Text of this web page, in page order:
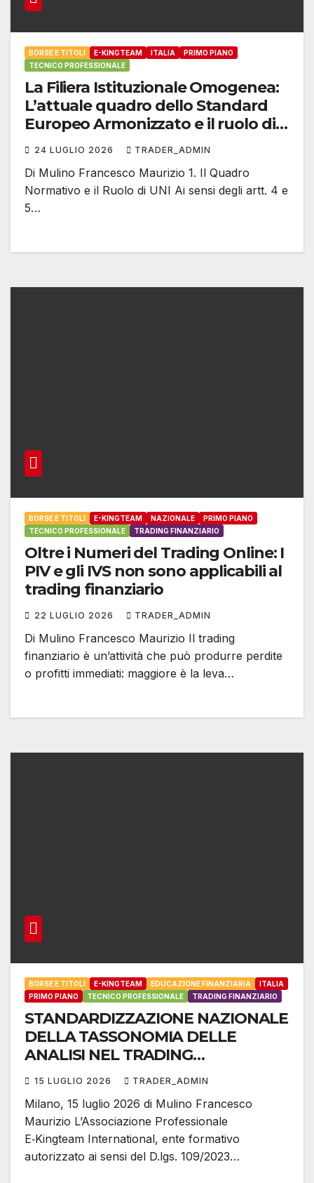
BORSE E TITOLI E-KINGTEAM ITALIA
PRIMO PIANO
TECNICO PROFESSIONALE
La Filiera Istituzionale Omogenea:
L’attuale quadro dello Standard
Europeo Armonizzato e il ruolo di
E-Kingteam International
24 LUGLIO 2026 TRADER_ADMIN
Di Mulino Francesco Maurizio 1. Il Quadro
Normativo e il Ruolo di UNI Ai sensi degli artt. 4 e
5…
BORSE E TITOLI E-KINGTEAM NAZIONALE
PRIMO PIANO
TECNICO PROFESSIONALE
TRADING FINANZIARIO
Oltre i Numeri del Trading Online: I
PIV e gli IVS non sono applicabili al
trading finanziario
22 LUGLIO 2026 TRADER_ADMIN
Di Mulino Francesco Maurizio Il trading
finanziario è un’attività che può produrre perdite
o profitti immediati: maggiore è la leva…
BORSE E TITOLI E-KINGTEAM EDUCAZIONE FINANZIARIA
ITALIA
PRIMO PIANO
TECNICO PROFESSIONALE TRADING FINANZIARIO
STANDARDIZZAZIONE NAZIONALE
DELLA TASSONOMIA DELLE
ANALISI NEL TRADING
FINANZIARIO MODERNO
15 LUGLIO 2026 TRADER_ADMIN
Milano, 15 luglio 2026 di Mulino Francesco
Maurizio L’Associazione Professionale
E‑Kingteam International, ente formativo
autorizzato ai sensi del D.lgs. 109/2023…